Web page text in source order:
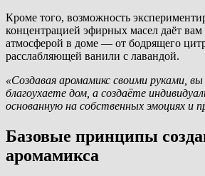
Кроме того, возможность
концентрацией эфирных масел даёт
атмосферой в доме — от бодрящего
расслабляющей ванили с лавандой.
«Создавая аромамикс своими руками,
благоухаете дом, а создаёте
основанную на собственных эмоциях и
Базовые принципы
аромамикса